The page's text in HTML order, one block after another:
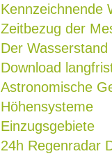
Kennzeichnende
Zeitbezug der
Der Wasserstand
Download
Astronomische
Höhensysteme
Einzugsgebiete
24h Regenradar